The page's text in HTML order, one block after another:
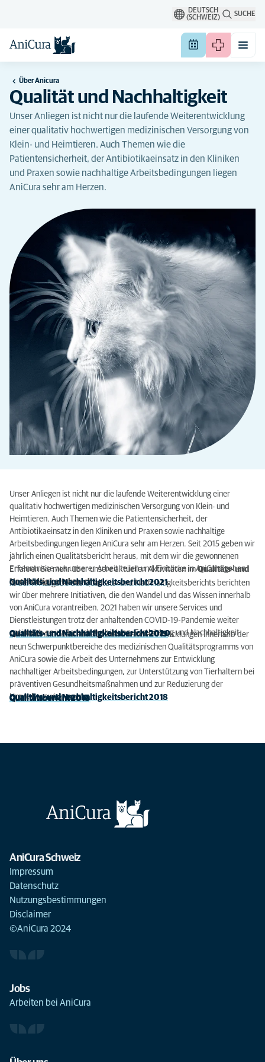
DEUTSCH
(SCHWEIZ)
SUCHE
Über Anicura
Qualität und Nachhaltigkeit
Unser Anliegen ist nicht nur die laufende Weiterentwicklung
einer qualitativ hochwertigen medizinischen Versorgung von
Klein- und Heimtieren. Auch Themen wie die
Patientensicherheit, der Antibiotikaeinsatz in den Kliniken
und Praxen sowie nachhaltige Arbeitsbedingungen liegen
AniCura sehr am Herzen.
Unser Anliegen ist nicht nur die laufende Weiterentwicklung einer
qualitativ hochwertigen medizinischen Versorgung von Klein- und
Heimtieren. Auch Themen wie die Patientensicherheit, der
Antibiotikaeinsatz in den Kliniken und Praxen sowie nachhaltige
Arbeitsbedingungen liegen AniCura sehr am Herzen. Seit 2015 geben wir
jährlich einen Qualitätsbericht heraus, mit dem wir die gewonnenen
Erkenntnisse aus unserer Arbeit teilen und Einblicke in AniCura geben.
Erfahren Sie mehr über unsere aktuellen Aktivitäten imQualitäts- und
Nachhaltigkeitsbericht:
Qualitäts- und Nachhaltigkeitsbericht 2021
In der 7. Ausgabe des Qualitäts- und Nachhaltigkeitsberichts berichten
wir über mehrere Initiativen, die den Wandel und das Wissen innerhalb
von AniCura vorantreiben. 2021 haben wir unsere Services und
Dienstleistungen trotz der anhaltenden COVID-19-Pandemie weiter
optimiert, so im Bereich Ausbildung, Fortbildung und Nachhaltigkeit.
Qualitäts- und Nachhaltigkeitsbericht 2020
Qualitäts- und Nachhaltigkeitsbericht 2019
Der Bericht für das Jahr 2019 umfasst die Entwicklungen innerhalb der
neun Schwerpunktbereiche des medizinischen Qualitätsprogramms von
AniCura sowie die Arbeit des Unternehmens zur Entwicklung
nachhaltiger Arbeitsbedingungen, zur Unterstützung von Tierhaltern bei
präventiven Gesundheitsmaßnahmen und zur Reduzierung der
Umweltauswirkungen.
Qualitäts- und Nachhaltigkeitsbericht 2018
Qualitätsbericht 2017
Qualitätsbericht 2016
AniCura Schweiz
Impressum
Datenschutz
Nutzungsbestimmungen
Disclaimer
©AniCura 2024
Jobs
Arbeiten bei AniCura